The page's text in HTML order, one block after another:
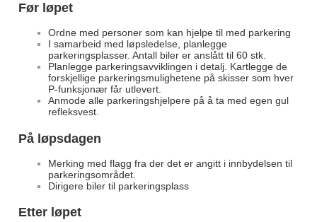
Før løpet
Ordne med personer som kan hjelpe til med parkering
I samarbeid med løpsledelse, planlegge
parkeringsplasser. Antall biler er anslått til 60 stk.
Planlegge parkeringsavviklingen i detalj. Kartlegge de
forskjellige parkeringsmulighetene på skisser som hver
P-funksjonær får utlevert.
Anmode alle parkeringshjelpere på å ta med egen gul
refleksvest.
På løpsdagen
Merking med flagg fra der det er angitt i innbydelsen til
parkeringsområdet.
Dirigere biler til parkeringsplass
Etter løpet